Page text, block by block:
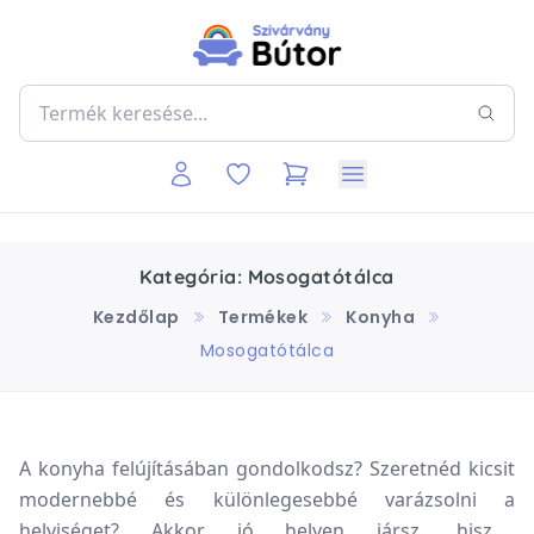
Kategória: Mosogatótálca
Kezdőlap
Termékek
Konyha
Mosogatótálca
A konyha felújításában gondolkodsz? Szeretnéd kicsit
modernebbé és különlegesebbé varázsolni a